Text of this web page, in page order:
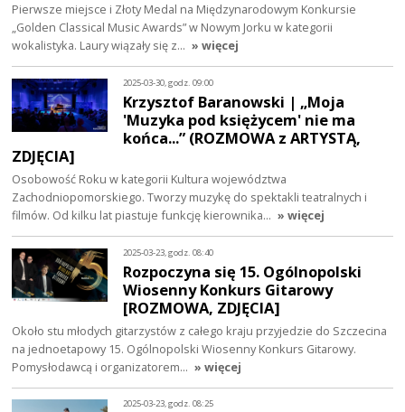
Pierwsze miejsce i Złoty Medal na Międzynarodowym Konkursie
„Golden Classical Music Awards” w Nowym Jorku w kategorii
wokalistyka. Laury wiązały się z… » więcej
2025-03-30, godz. 09:00
Krzysztof Baranowski | „Moja
'Muzyka pod księżycem' nie ma
końca...” (ROZMOWA z ARTYSTĄ,
ZDJĘCIA]
Osobowość Roku w kategorii Kultura województwa
Zachodniopomorskiego. Tworzy muzykę do spektakli teatralnych i
filmów. Od kilku lat piastuje funkcję kierownika… » więcej
2025-03-23, godz. 08:40
Rozpoczyna się 15. Ogólnopolski
Wiosenny Konkurs Gitarowy
[ROZMOWA, ZDJĘCIA]
Około stu młodych gitarzystów z całego kraju przyjedzie do Szczecina
na jednoetapowy 15. Ogólnopolski Wiosenny Konkurs Gitarowy.
Pomysłodawcą i organizatorem… » więcej
2025-03-23, godz. 08:25